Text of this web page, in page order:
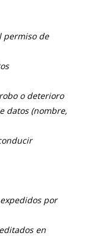
permiso de
o deterioro
datos (nombre,
por
en